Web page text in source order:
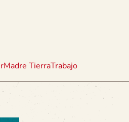
Madre TierraTrabajo